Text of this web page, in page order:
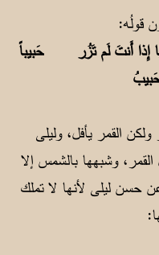
قولُه:
إِذا أَنتَ لَم تَزُر حَبيباً
القمر يأفل، وليلى
القمر، وشبهها بالشمس إلا
حسن ليلى لأنها لا تملك